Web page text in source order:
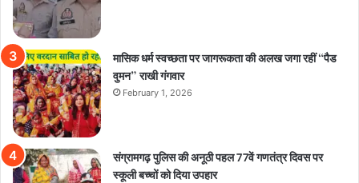
मासिक धर्म स्वच्छता पर जागरूकता की अलख जगा रहीं “पैड
वुमन” राखी गंगवार
February 1, 2026
संग्रामगढ़ पुलिस की अनूठी पहल 77वें गणतंत्र दिवस पर
स्कूली बच्चों को दिया उपहार